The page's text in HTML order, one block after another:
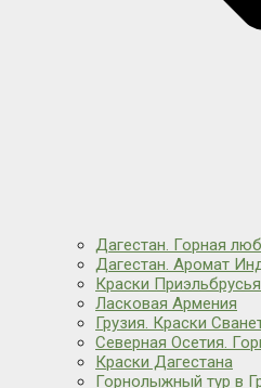
Дагестан. Горная
Дагестан. Аромат
Краски
Ласковая Армения
Грузия. Краски
Северная Осетия.
Краски Дагестана
Горнолыжный тур в